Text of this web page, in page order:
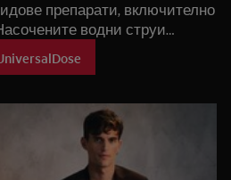
препарати, включително
водни струи
разтварят обвивката на
напълно перилния препарат,
в барабана. Благодарение на
е много по-ефективно
и бързи едночасови